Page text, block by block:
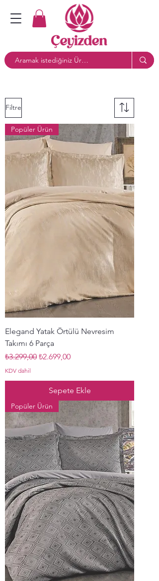
Filtre
Popüler Ürün
Elegand Yatak Örtülü Nevresim
Takımı 6 Parça
Normal Fiyat
₺3.299,00 İndirimli Fiyat
₺2.699,00
KDV dahil
Sepete Ekle
Popüler Ürün